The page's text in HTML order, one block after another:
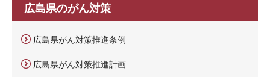
広島県のがん対策
広島県がん対策推進条例
広島県がん対策推進計画